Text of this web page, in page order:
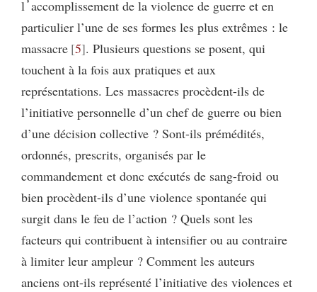
l᾽accomplissement de la violence de guerre et en
particulier l’une de ses formes les plus extrêmes : le
massacre 5 . Plusieurs questions se posent, qui
touchent à la fois aux pratiques et aux
représentations. Les massacres procèdent-ils de
l’initiative personnelle d’un chef de guerre ou bien
d’une décision collective ? Sont-ils prémédités,
ordonnés, prescrits, organisés par le
commandement et donc exécutés de sang-froid ou
bien procèdent-ils d’une violence spontanée qui
surgit dans le feu de l’action ? Quels sont les
facteurs qui contribuent à intensifier ou au contraire
à limiter leur ampleur ? Comment les auteurs
anciens ont-ils représenté l’initiative des violences et